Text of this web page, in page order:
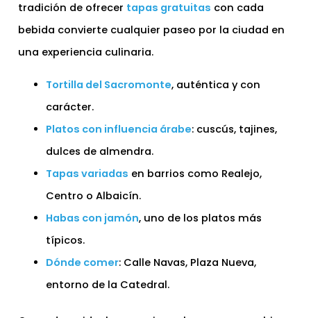
tradición de ofrecer tapas gratuitas con cada
bebida convierte cualquier paseo por la ciudad en
una experiencia culinaria.
Tortilla del Sacromonte, auténtica y con
carácter.
Platos con influencia árabe: cuscús, tajines,
dulces de almendra.
Tapas variadas en barrios como Realejo,
Centro o Albaicín.
Habas con jamón, uno de los platos más
típicos.
Dónde comer: Calle Navas, Plaza Nueva,
entorno de la Catedral.